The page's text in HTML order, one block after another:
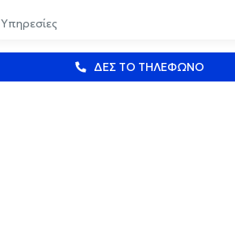
Υπηρεσίες
ΔΕΣ ΤΟ ΤΗΛΕΦΩΝΟ